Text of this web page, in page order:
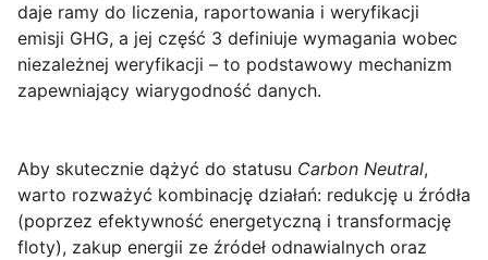
daje ramy do liczenia, raportowania i weryfikacji
emisji GHG, a jej część 3 definiuje wymagania wobec
niezależnej weryfikacji – to podstawowy mechanizm
zapewniający wiarygodność danych.
Aby skutecznie dążyć do statusu Carbon Neutral,
warto rozważyć kombinację działań: redukcję u źródła
(poprzez efektywność energetyczną i transformację
floty), zakup energii ze źródeł odnawialnych oraz